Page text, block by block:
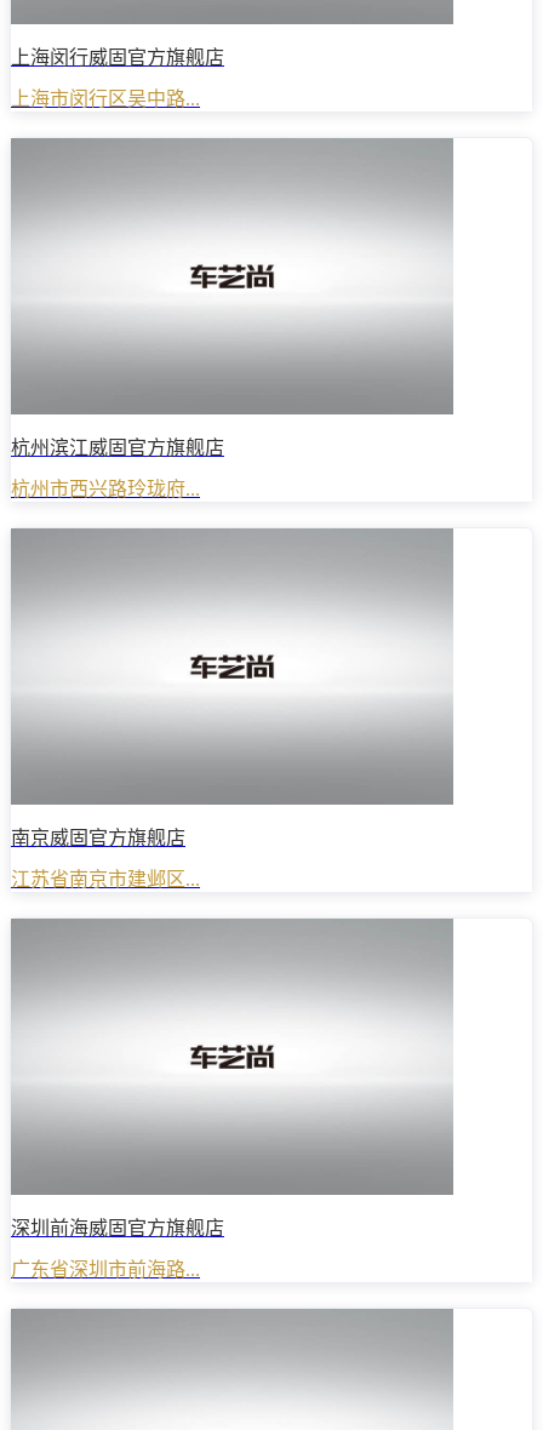
上海闵行威固官方旗舰店
上海市闵行区吴中路...
杭州滨江威固官方旗舰店
杭州市西兴路玲珑府...
南京威固官方旗舰店
江苏省南京市建邺区...
深圳前海威固官方旗舰店
广东省深圳市前海路...